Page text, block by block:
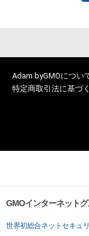
Adam byGMOについ
特定商取引法に基づ
GMOインターネット
世界初総合ネットセキュ